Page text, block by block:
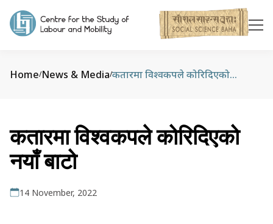
Home/News & Media/ कतारमा विश्वकपले कोरिदिएको नयाँ बाटो
कतारमा विश्वकपले कोरिदिएको
नयाँ बाटो
14 November, 2022